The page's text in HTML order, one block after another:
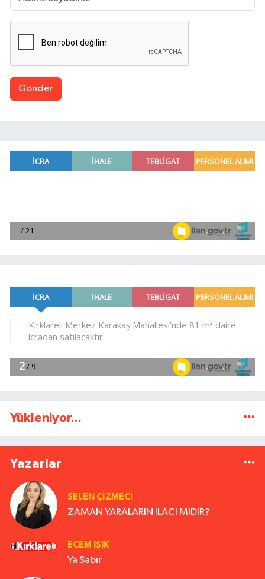
Gönder
Yükleniyor...
Yazarlar
SELEN ÇİZMECİ
ZAMAN YARALARIN İLACI MIDIR?
ECEM IŞIK
Ya Sabır